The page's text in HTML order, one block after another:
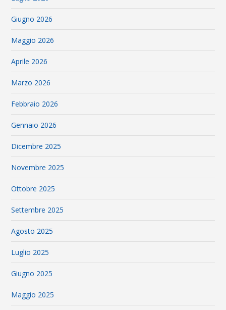
Giugno 2026
Maggio 2026
Aprile 2026
Marzo 2026
Febbraio 2026
Gennaio 2026
Dicembre 2025
Novembre 2025
Ottobre 2025
Settembre 2025
Agosto 2025
Luglio 2025
Giugno 2025
Maggio 2025